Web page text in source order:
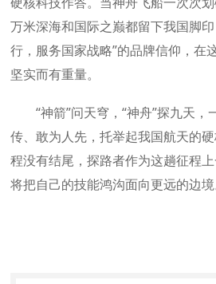
万米深海和国际之巅都留下我国脚
行，服务国家战略”的品牌信仰，在
坚实而有重量。
“神箭”问天穹，“神舟”探九天，
传、敢为人先，托举起我国航天的
程没有结尾，探路者作为这趟征程
将把自己的技能鸿沟面向更远的边境